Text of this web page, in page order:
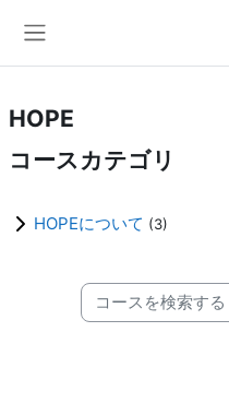
HOPE
コースカテゴリ
HOPEについて (3)
コースを検索する